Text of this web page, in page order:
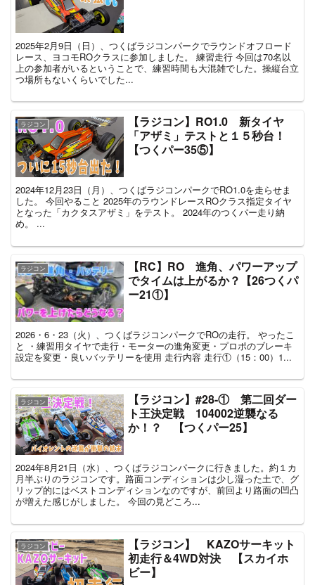
2025年2月9日（日）、つくばラジコンパークでラウンドオフロード
レース、ヨコモROクラスに参加しました。 練習走行 今回は70名以
上の参加者がいるということで、練習時間も大混雑でした。操縦台立
つ場所もないくらいでした...
ラジコン
【ラジコン】RO1.0 新タイヤ
「アザミ」テストと１５秒台！
【つくパー35⑤】
2024年12月23日（月）、つくばラジコンパークでRO1.0を走らせま
した。 今回やること 2025年のラウンドレースROクラス指定タイヤ
となった「カクタスアザミ」をテスト。 2024年のつくパー走り納
め。 ...
ラジコン
【RC】RO 進角、パワーアップ
でタイムは上がるか？【26つくパ
ー21①】
2026・6・23（火）、つくばラジコンパークでROの走行。 やったこ
と ・練習用タイヤで走行・モーターの進角変更・プロポのブレーキ
設定を変更・良いバッテリーを使用 走行内容 走行①（15：00）1...
ラジコン
【ラジコン】#28-① 第二回ダー
ト王決定戦 104002逆襲なる
か！？ 【つくパー25】
2024年8月21日（水）、つくばラジコンパークに行きました。約１カ
月半ぶりのラジコンです。路面コンディションは少し湿った土で、グ
リップ的にはベストコンディションなのですが、前回より路面の凹凸
が増えた感じがしました。 今回の見どころ...
ラジコン
【ラジコン】 KAZOサーキット
初走行＆4WD対決 【スカイホ
ビー】